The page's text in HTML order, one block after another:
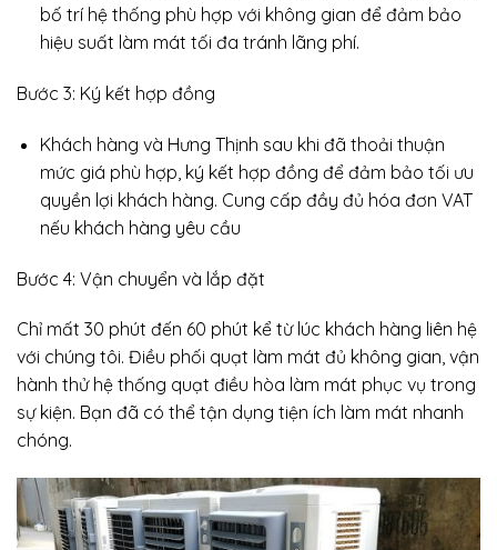
bố trí hệ thống phù hợp với không gian để đảm bảo
hiệu suất làm mát tối đa tránh lãng phí.
Bước 3: Ký kết hợp đồng
Khách hàng và Hưng Thịnh sau khi đã thoải thuận
mức giá phù hợp, ký kết hợp đồng để đảm bảo tối ưu
quyền lợi khách hàng. Cung cấp đầy đủ hóa đơn VAT
nếu khách hàng yêu cầu
Bước 4: Vận chuyển và lắp đặt
Chỉ mất 30 phút đến 60 phút kể từ lúc khách hàng liên hệ
với chúng tôi. Điều phối quạt làm mát đủ không gian, vận
hành thử hệ thống quạt điều hòa làm mát phục vụ trong
sự kiện. Bạn đã có thể tận dụng tiện ích làm mát nhanh
chóng.